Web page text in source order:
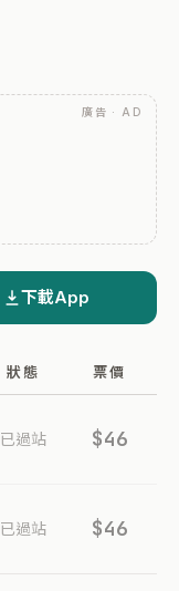
廣告 · AD
下載App
狀態 票價
已過站 $46
已過站 $46